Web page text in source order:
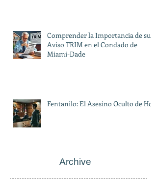
Comprender la Importancia de su
Aviso TRIM en el Condado de
Miami-Dade
Fentanilo: El Asesino Oculto de Hoy
Archive